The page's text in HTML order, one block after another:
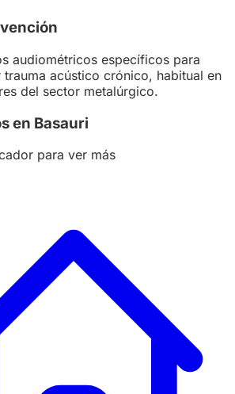
audiométricos específicos para
acústico crónico, habitual en
del sector metalúrgico.
en Basauri
para ver más